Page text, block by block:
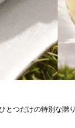
とつだけの特別な贈